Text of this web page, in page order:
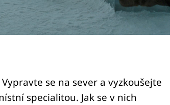
se na sever a vyzkoušejte
specialitou. Jak se v nich